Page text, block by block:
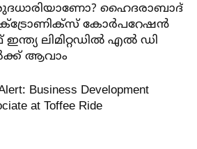
ഹൈദരാബാദ്
കോർപറേഷൻ
ലിമിറ്റഡിൽ എൽ ഡി
ആവാം
Business Development
at Toffee Ride